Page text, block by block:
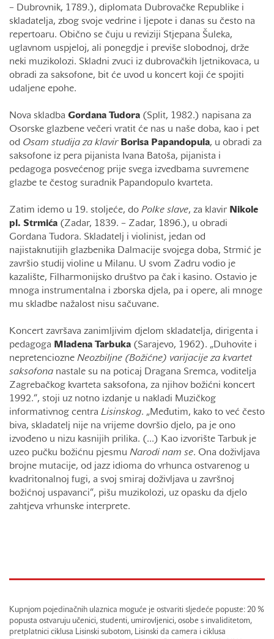
– Dubrovnik, 1789.), diplomata Dubrovačke Republike i
skladatelja, zbog svoje vedrine i ljepote i danas su često na
repertoaru. Obično se čuju u reviziji Stjepana Šuleka,
uglavnom uspjeloj, ali ponegdje i previše slobodnoj, drže
neki muzikolozi. Skladni zvuci iz dubrovačkih ljetnikovaca, u
obradi za saksofone, bit će uvod u koncert koji će spojiti
udaljene epohe.
Nova skladba Gordana Tudora (Split, 1982.) napisana za
Osorske glazbene večeri vratit će nas u naše doba, kao i pet
od Osam studija za klavir Borisa Papandopula, u obradi za
saksofone iz pera pijanista Ivana Batoša, pijanista i
pedagoga posvećenog prije svega izvedbama suvremene
glazbe te čestog suradnik Papandopulo kvarteta.
Zatim idemo u 19. stoljeće, do Polke slave, za klavir Nikole
pl. Strmića (Zadar, 1839. – Zadar, 1896.), u obradi
Gordana Tudora. Skladatelj i violinist, jedan od
najistaknutijih glazbenika Dalmacije svojega doba, Strmić je
završio studij violine u Milanu. U svom Zadru vodio je
kazalište, Filharmonijsko društvo pa čak i kasino. Ostavio je
mnoga instrumentalna i zborska djela, pa i opere, ali mnoge
mu skladbe nažalost nisu sačuvane.
Koncert završava zanimljivim djelom skladatelja, dirigenta i
pedagoga Mladena Tarbuka (Sarajevo, 1962). „Duhovite i
nepretenciozne Neozbiljne (Božićne) varijacije za kvartet
saksofona nastale su na poticaj Dragana Sremca, voditelja
Zagrebačkog kvarteta saksofona, za njihov božićni koncert
1992.“, stoji uz notno izdanje u nakladi Muzičkog
informativnog centra Lisinskog. „Međutim, kako to već često
biva, skladatelj nije na vrijeme dovršio djelo, pa je ono
izvođeno u nizu kasnijih prilika. (...) Kao izvorište Tarbuk je
uzeo pučku božićnu pjesmu Narodi nam se. Ona doživljava
brojne mutacije, od jazz idioma do vrhunca ostvarenog u
kvadritonalnoj fugi, a svoj smiraj doživljava u završnoj
božićnoj uspavanci“, pišu muzikolozi, uz opasku da djelo
zahtjeva vrhunske interprete.
Kupnjom pojedinačnih ulaznica moguće je ostvariti sljedeće popuste: 20 %
popusta ostvaruju učenici, studenti, umirovljenici, osobe s invaliditetom,
pretplatnici ciklusa Lisinski subotom, Lisinski da camera i ciklusa